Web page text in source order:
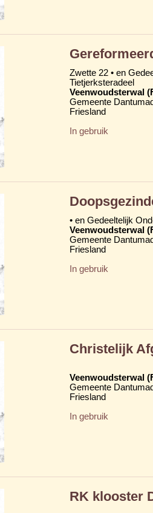
Zwette 22 • en
Tietjerksteradeel
Veenwoudsterwal
Gemeente
Friesland
In gebruik
• en Gedeeltelijk
Veenwoudsterwal
Gemeente
Friesland
In gebruik
Christelijk
Veenwoudsterwal
Gemeente
Friesland
In gebruik
RK klooster